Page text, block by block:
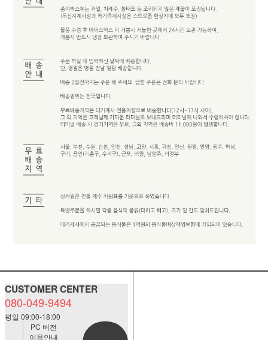
CUSTOMER CENTER
080-049-9494
평일 09:00-18:00
PC 버전
이용안내